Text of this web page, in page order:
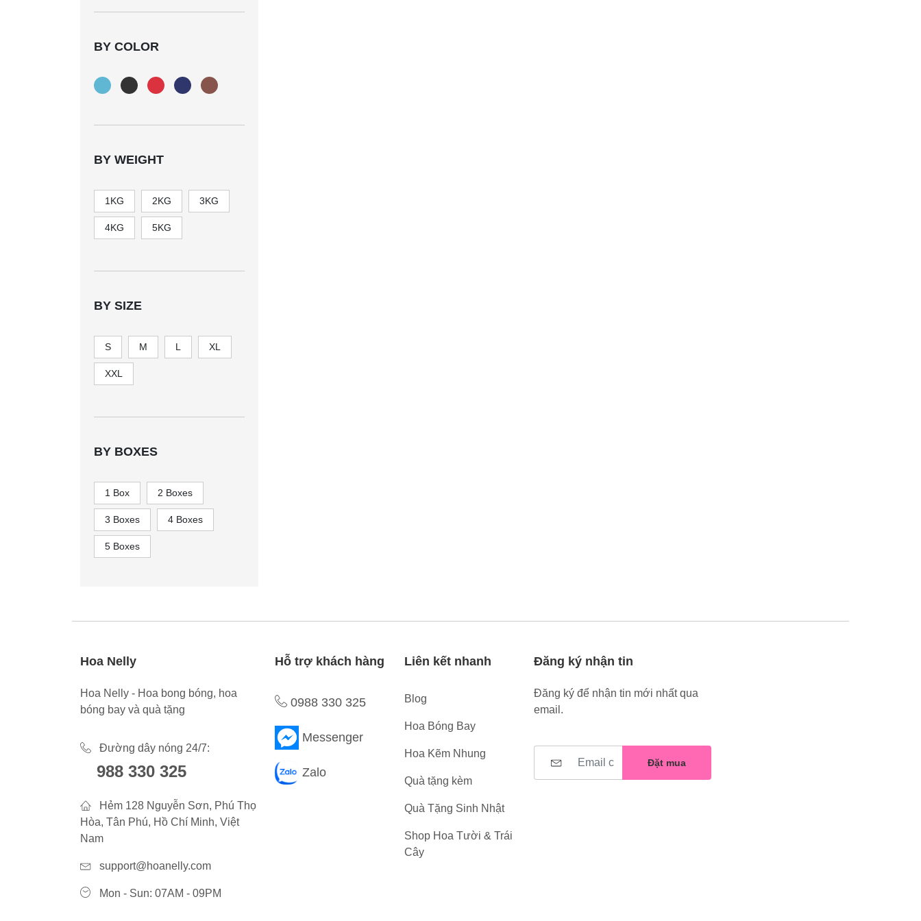
BY COLOR
BY WEIGHT
1KG 2KG 3KG
4KG 5KG
BY SIZE
S M L XL
XXL
BY BOXES
1 Box 2 Boxes
3 Boxes 4 Boxes
5 Boxes
Hoa Nelly
Hoa Nelly - Hoa bong bóng, hoa
bóng bay và quà tặng
Đường dây nóng 24/7:
988 330 325
Hẻm 128 Nguyễn Sơn, Phú Thọ
Hòa, Tân Phú, Hồ Chí Minh, Việt
Nam
support@hoanelly.com
Mon - Sun: 07AM - 09PM
Hỗ trợ khách hàng
0988 330 325
Messenger
Zalo
Liên kết nhanh
Blog
Hoa Bóng Bay
Hoa Kẽm Nhung
Quà tặng kèm
Quà Tặng Sinh Nhật
Shop Hoa Tười & Trái
Cây
Đăng ký nhận tin
Đăng ký để nhận tin mới nhất qua
email.
Đặt mua